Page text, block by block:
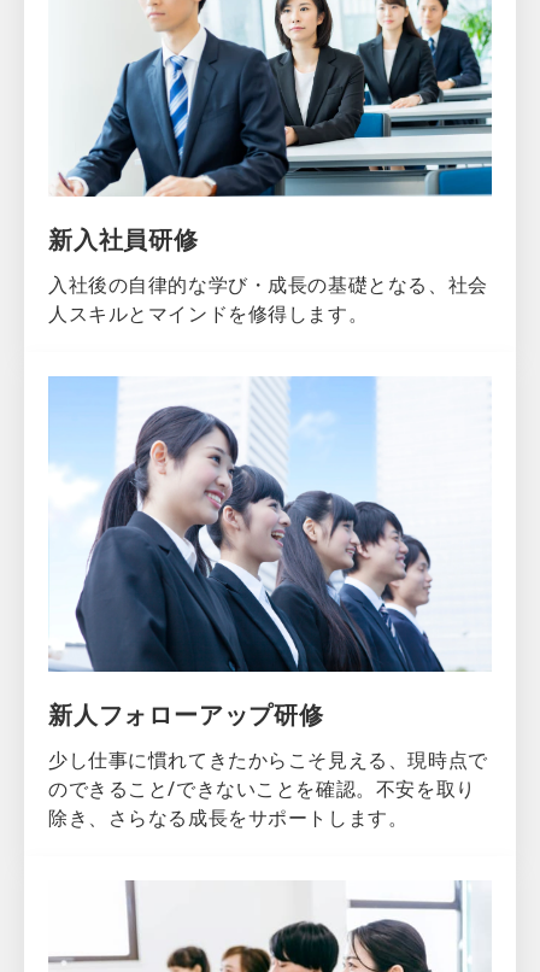
新入社員研修
入社後の自律的な学び・成長の基礎となる、社会
人スキルとマインドを修得します。
新人フォローアップ研修
少し仕事に慣れてきたからこそ見える、現時点で
のできること/できないことを確認。不安を取り
除き、さらなる成長をサポートします。